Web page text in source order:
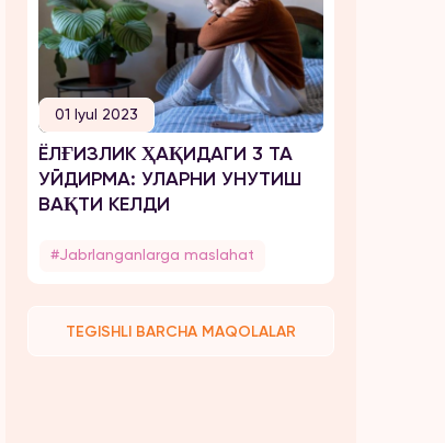
01 Iyul 2023
ЁЛҒИЗЛИК ҲАҚИДАГИ 3 ТА
УЙДИРМА: УЛАРНИ УНУТИШ
ВАҚТИ КЕЛДИ
#Jabrlanganlarga maslahat
TEGISHLI BARCHA MAQOLALAR